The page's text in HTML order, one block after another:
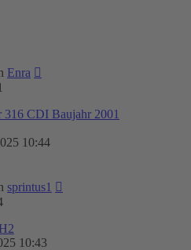
Enra
316 CDI Baujahr 2001
10:44
sprintus1
10:43